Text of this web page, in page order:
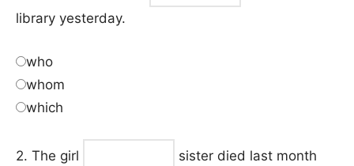
library yesterday.
who
whom
which
2. The girl
sister died last month